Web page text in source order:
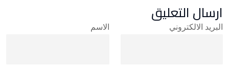
ارسال التعليق
الاسم البريد الالكتروني